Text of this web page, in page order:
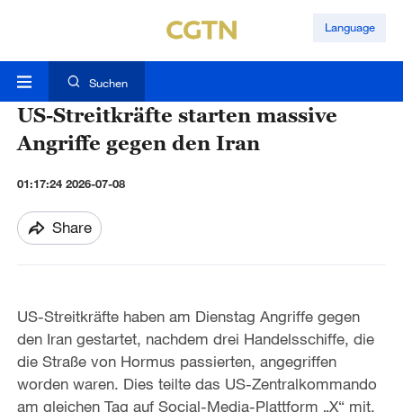
Language
Suchen
US-Streitkräfte starten massive
Angriffe gegen den Iran
01:17:24 2026-07-08
Share
US-Streitkräfte haben am Dienstag Angriffe gegen
den Iran gestartet, nachdem drei Handelsschiffe, die
die Straße von Hormus passierten, angegriffen
worden waren. Dies teilte das US-Zentralkommando
am gleichen Tag auf Social-Media-Plattform „X“ mit.